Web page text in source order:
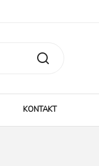
KONTAKT